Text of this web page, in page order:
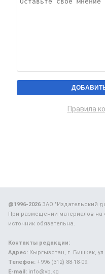
Правила
@1996-2026ЗАО "Издательский
При размещении материалов на
источник обязательна.
Контакты редакции:
Адрес: Кыргызстан, г. Бишкек,
Телефон: +996 (312) 88-18-09.
E-mail: info@vb.kg